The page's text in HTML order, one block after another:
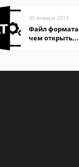
30 января 2019
Файл формата
чем открыть,